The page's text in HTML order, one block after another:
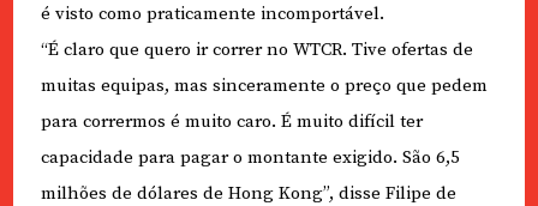
é visto como praticamente incomportável.
“É claro que quero ir correr no WTCR. Tive ofertas de
muitas equipas, mas sinceramente o preço que pedem
para corrermos é muito caro. É muito difícil ter
capacidade para pagar o montante exigido. São 6,5
milhões de dólares de Hong Kong”, disse Filipe de